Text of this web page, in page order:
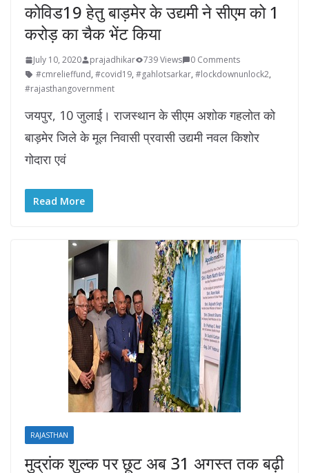
कोविड19 हेतु बाड़मेर के उद्यमी ने सीएम को 1
करोड़ का चैक भेंट किया
July 10, 2020 prajadhikar 739 Views
0 Comments
#cmrelieffund, #covid19, #gahlotsarkar, #lockdownunlock2,
#rajasthangovernment
जयपुर, 10 जुलाई। राजस्थान के सीएम अशोक गहलोत को
बाड़मेर जिले के मूल निवासी प्रवासी उद्यमी नवल किशोर
गोदारा एवं
Read More
RAJASTHAN
मुद्रांक शुल्क पर छूट अब 31 अगस्त तक बढ़ी